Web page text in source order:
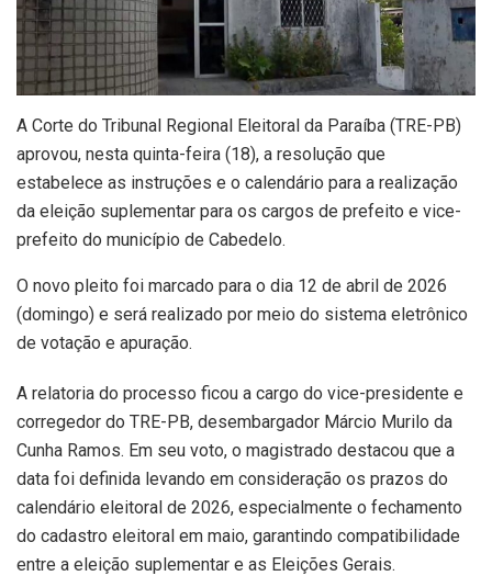
A Corte do Tribunal Regional Eleitoral da Paraíba (TRE-PB)
aprovou, nesta quinta-feira (18), a resolução que
estabelece as instruções e o calendário para a realização
da eleição suplementar para os cargos de prefeito e vice-
prefeito do município de Cabedelo.
O novo pleito foi marcado para o dia 12 de abril de 2026
(domingo) e será realizado por meio do sistema eletrônico
de votação e apuração.
A relatoria do processo ficou a cargo do vice-presidente e
corregedor do TRE-PB, desembargador Márcio Murilo da
Cunha Ramos. Em seu voto, o magistrado destacou que a
data foi definida levando em consideração os prazos do
calendário eleitoral de 2026, especialmente o fechamento
do cadastro eleitoral em maio, garantindo compatibilidade
entre a eleição suplementar e as Eleições Gerais.